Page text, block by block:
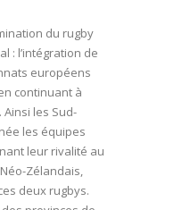
du rugby
: l’intégration de
européens
continuant à
les Sud-
les équipes
leur rivalité au
Zélandais,
deux rugbys.